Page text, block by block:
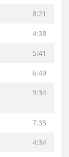
8:21
4:38
5:41
6:49
9:34
7:35
4:34